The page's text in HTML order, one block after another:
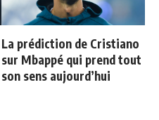
La prédiction de Cristiano
sur Mbappé qui prend tout
son sens aujourd’hui